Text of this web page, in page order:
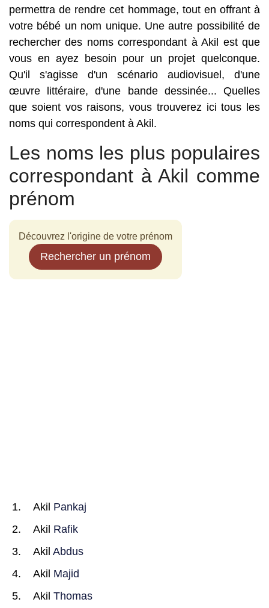
permettra de rendre cet hommage, tout en offrant à
votre bébé un nom unique. Une autre possibilité de
rechercher des noms correspondant à Akil est que
vous en ayez besoin pour un projet quelconque.
Qu'il s'agisse d'un scénario audiovisuel, d'une
œuvre littéraire, d'une bande dessinée... Quelles
que soient vos raisons, vous trouverez ici tous les
noms qui correspondent à Akil.
Les noms les plus populaires
correspondant à Akil comme
prénom
Découvrez l'origine de votre prénom
Rechercher un prénom
Akil Pankaj
Akil Rafik
Akil Abdus
Akil Majid
Akil Thomas